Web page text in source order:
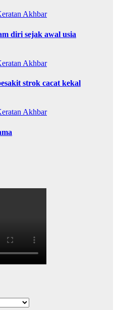
Akhbar
diri sejak awal usia
Akhbar
strok cacat kekal
Akhbar